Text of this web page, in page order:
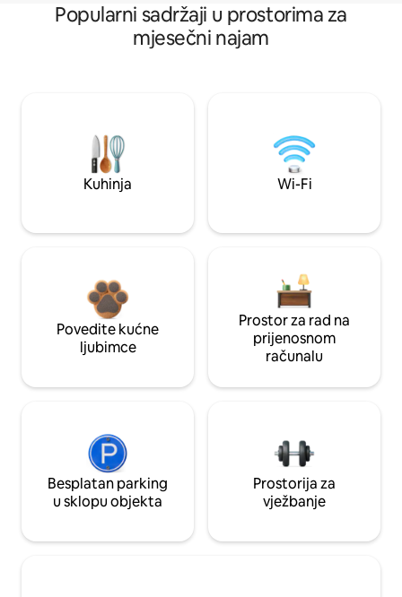
Popularni sadržaji u prostorima za
mjesečni najam
Kuhinja Wi-Fi
Povedite kućne
ljubimce
Prostor za rad na
prijenosnom
računalu
Besplatan parking
u sklopu objekta
Prostorija za
vježbanje